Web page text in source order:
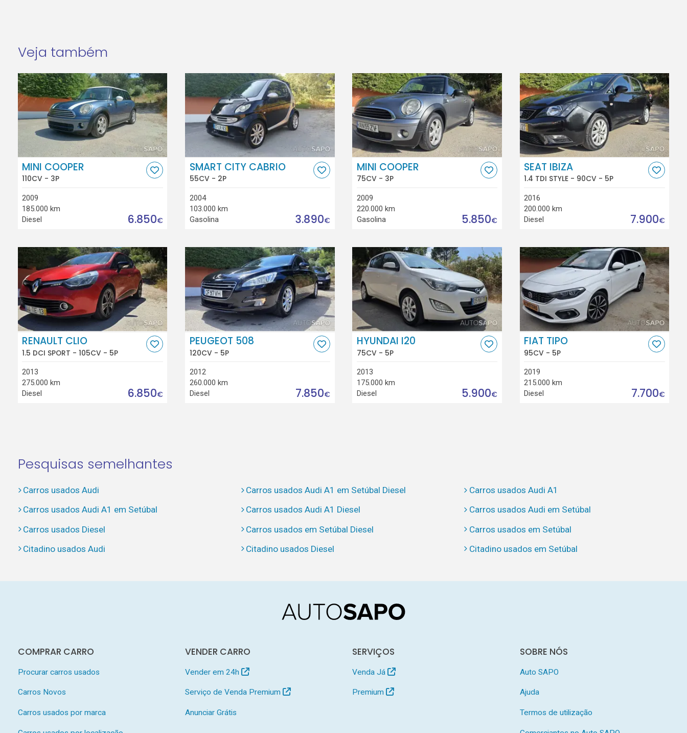
Veja também
MINI COOPER
110CV - 3P
2009
185.000 km
Diesel
6.850€
SMART CITY CABRIO
55CV - 2P
2004
103.000 km
Gasolina
3.890€
MINI COOPER
75CV - 3P
2009
220.000 km
Gasolina
5.850€
SEAT IBIZA
1.4 TDI STYLE - 90CV - 5P
2016
200.000 km
Diesel
7.900€
RENAULT CLIO
1.5 DCI SPORT - 105CV - 5P
2013
275.000 km
Diesel
6.850€
PEUGEOT 508
120CV - 5P
2012
260.000 km
Diesel
7.850€
HYUNDAI I20
75CV - 5P
2013
175.000 km
Diesel
5.900€
FIAT TIPO
95CV - 5P
2019
215.000 km
Diesel
7.700€
Pesquisas semelhantes
Carros usados Audi Carros usados Audi A1 em Setúbal Diesel
Carros usados Audi A1
Carros usados Audi A1 em Setúbal
Carros usados Audi A1 Diesel
Carros usados Audi em Setúbal
Carros usados Diesel
Carros usados em Setúbal Diesel
Carros usados em Setúbal
Citadino usados Audi
Citadino usados Diesel Citadino usados em Setúbal
COMPRAR CARRO
Procurar carros usados
Carros Novos
Carros usados por marca
VENDER CARRO
Vender em 24h
Serviço de Venda Premium
Anunciar Grátis
SERVIÇOS
Venda Já
Premium
SOBRE NÓS
Auto SAPO
Ajuda
Termos de utilização